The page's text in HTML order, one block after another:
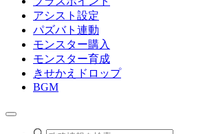
アシスト設定
パズバト連動
モンスター購入
モンスター育成
きせかえドロップ
BGM